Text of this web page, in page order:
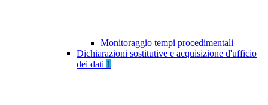
Monitoraggio tempi procedimentali
Dichiarazioni sostitutive e acquisizione d'ufficio
dei dati 1